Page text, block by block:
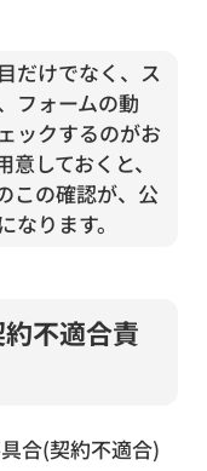
だけでなく、ス
フォームの動
ックするのがお
しておくと、
この確認が、公
ります。
不適合責
合(契約不適合)